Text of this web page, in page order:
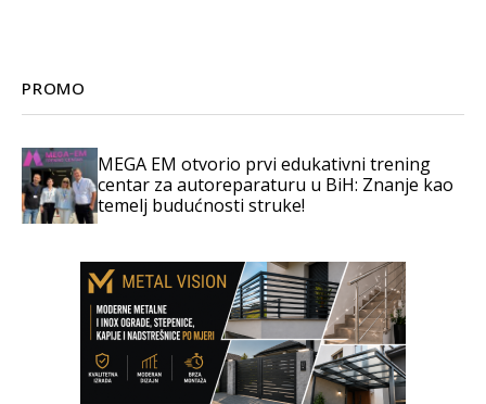
PROMO
MEGA EM otvorio prvi edukativni trening
centar za autoreparaturu u BiH: Znanje kao
temelj budućnosti struke!